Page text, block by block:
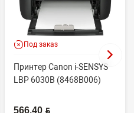
Под заказ
Принтер Canon i-SENSYS
LBP 6030B (8468B006)
566.40 BYN